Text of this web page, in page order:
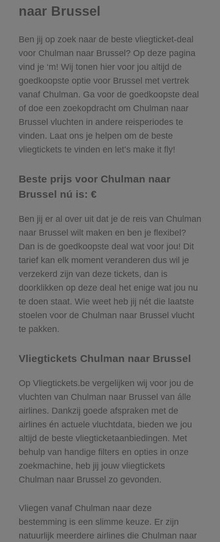
naar Brussel
Ben jij op zoek naar de beste vliegticket-deal
voor Chulman naar Brussel? Op deze pagina
vind je ‘m! Wij tonen hier voor jou altijd de
goedkoopste optie voor Brussel met vertrek
vanaf Chulman. Ga voor de goedkoopste deal
of doe een zoekopdracht om Chulman naar
Brussel vluchten in andere reisperiodes te
vinden. Laat ons je helpen om de beste
vliegtickets te vinden en let’s make it fly!
Beste prijs voor Chulman naar
Brussel nú is: €
Ben jij er al over uit dat je de reis van Chulman
naar Brussel wilt maken en ben je flexibel?
Dan is de goedkoopste deal wat voor jou! Dit
tarief kan elk moment veranderen dus wil je
verzekerd zijn van deze tickets, dan is
doorklikken op deze deal het enige wat jou nu
te doen staat. Wie weet heb jij nét die laatste
stoelen voor de Chulman naar Brussel vlucht
te pakken.
Vliegtickets Chulman naar Brussel
Op Vliegtickets.be vergelijken wij voor jou de
vluchten van Chulman naar Brussel van álle
airlines. Dankzij goede afspraken met de
airlines én actuele vluchtdata, bieden we jou
altijd de beste vliegticketaanbiedingen. Met
behulp van handige filters en opties in onze
zoekmachine, heb jij jouw vliegtickets
Chulman naar Brussel zo gevonden.
Vliegen vanaf Chulman naar deze
bestemming is een slimme keuze. Er zijn
natuurlijk meerdere airlines die Chulman naar